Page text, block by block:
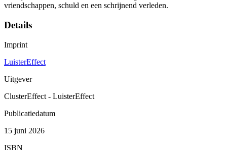
vriendschappen, schuld en een schrijnend verleden.
Details
Imprint
LuisterEffect
Uitgever
ClusterEffect - LuisterEffect
Publicatiedatum
15 juni 2026
ISBN